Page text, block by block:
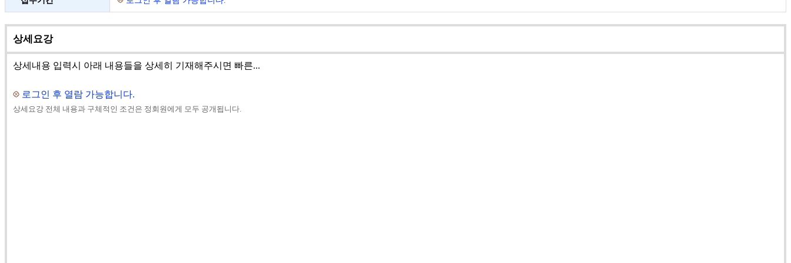
상세요강
상세내용 입력시 아래 내용들을 상세히 기재해주시면 빠른...
로그인 후 열람 가능합니다.
상세요강 전체 내용과 구체적인 조건은 정회원에게 모두 공개됩니다.